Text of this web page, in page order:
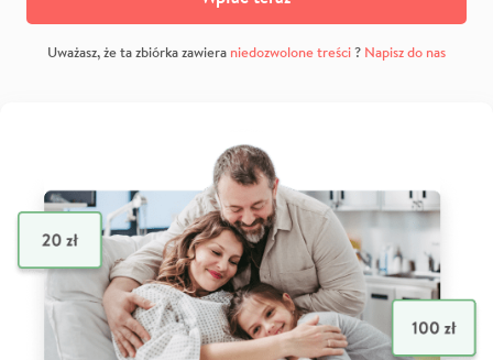
Uważasz, że ta zbiórka zawiera niedozwolone treści? Napisz do nas